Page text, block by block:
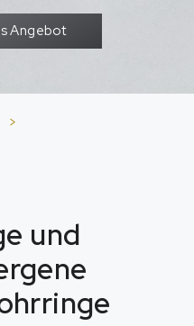
Angebot
>
und